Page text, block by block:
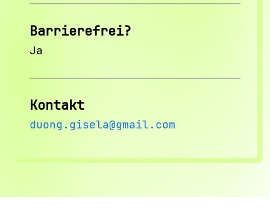
Barrierefrei?
Ja
Kontakt
duong.gisela@gmail.com